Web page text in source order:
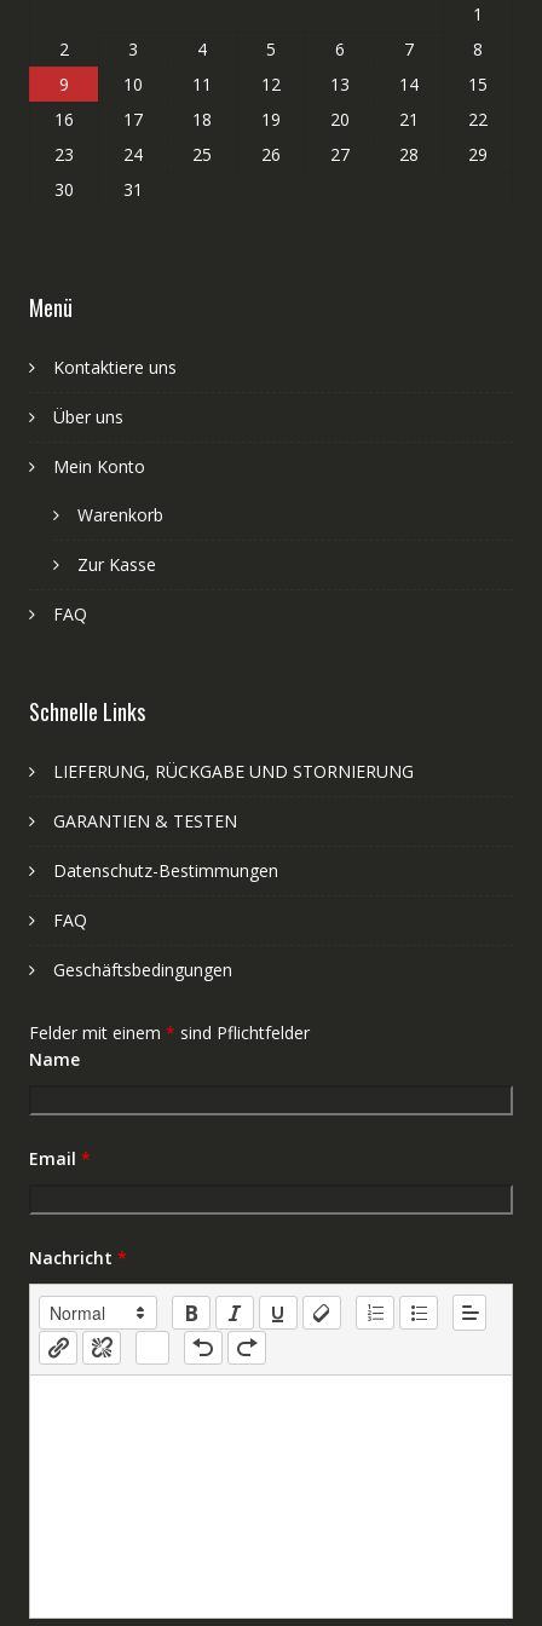
1
2
3 4 5 6 7
8
9
10 11 12 13 14
15
16
17 18 19 20 21
22
23
24 25 26 27 28
29
30
31
Menü
Kontaktiere uns
Über uns
Mein Konto
Warenkorb
Zur Kasse
FAQ
Schnelle Links
LIEFERUNG, RÜCKGABE UND STORNIERUNG
GARANTIEN & TESTEN
Datenschutz-Bestimmungen
FAQ
Geschäftsbedingungen
Felder mit einem * sind Pflichtfelder
Name
Email *
Nachricht *